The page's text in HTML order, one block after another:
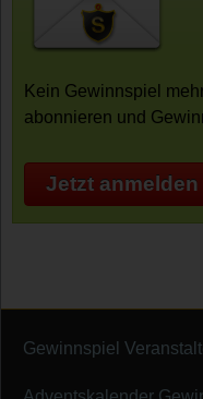
Kein Gewinnspiel
abonnieren und
Jetzt anmelden
Gewinnspiel